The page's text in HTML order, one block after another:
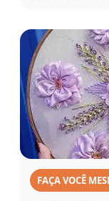
FAÇA VOCÊ